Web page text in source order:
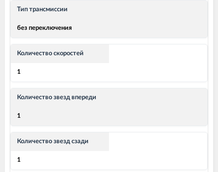
Тип трансмиссии
без переключения
Количество скоростей
1
Количество звезд впереди
1
Количество звезд сзади
1